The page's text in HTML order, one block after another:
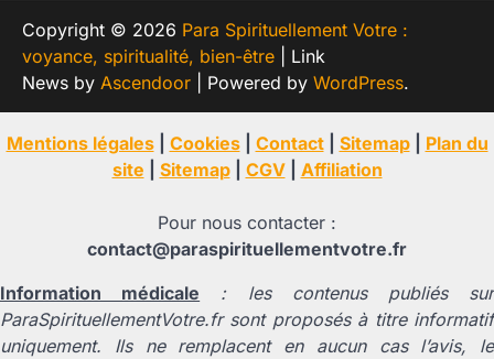
Copyright © 2026 Para Spirituellement Votre :
voyance, spiritualité, bien-être | Link
News by Ascendoor | Powered by WordPress.
Mentions légales| Cookies| Contact| Sitemap| Plan du
site
Sitemap| CGV| Affiliation
Pour nous contacter :
contact@paraspirituellementvotre.fr
Information médicale : les contenus publiés sur
ParaSpirituellementVotre.fr sont proposés à titre informatif
uniquement. Ils ne remplacent en aucun cas l’avis, le